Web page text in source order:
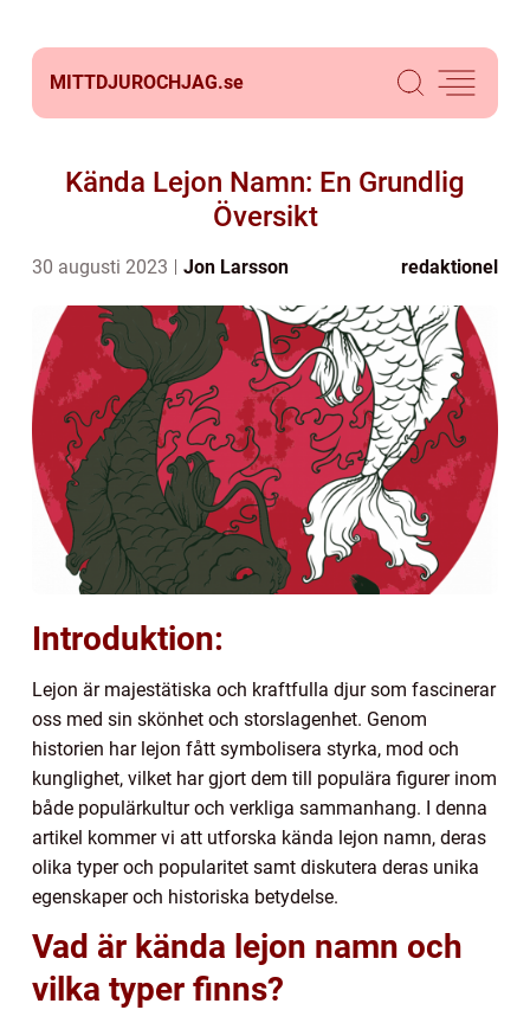
MITTDJUROCHJAG.se
Kända Lejon Namn: En Grundlig
Översikt
30 augusti 2023 Jon Larsson redaktionel
Introduktion:
Lejon är majestätiska och kraftfulla djur som fascinerar
oss med sin skönhet och storslagenhet. Genom
historien har lejon fått symbolisera styrka, mod och
kunglighet, vilket har gjort dem till populära figurer inom
både populärkultur och verkliga sammanhang. I denna
artikel kommer vi att utforska kända lejon namn, deras
olika typer och popularitet samt diskutera deras unika
egenskaper och historiska betydelse.
Vad är kända lejon namn och
vilka typer finns?